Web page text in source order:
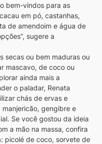
bem-vindos para as
em pó, castanhas,
de amendoim e água de
sugere a
secas ou bem maduras ou
mascavo, de coco ou
ainda mais a
o paladar, Renata
chás de ervas e
gengibre e
Se você gostou da ideia
a mão na massa, confira
picolé de coco, sorvete de